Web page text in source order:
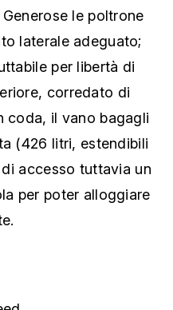
le poltrone
laterale adeguato;
per libertà di
corredato di
coda, il vano bagagli
(426 litri, estendibili
accesso tuttavia un
per poter alloggiare